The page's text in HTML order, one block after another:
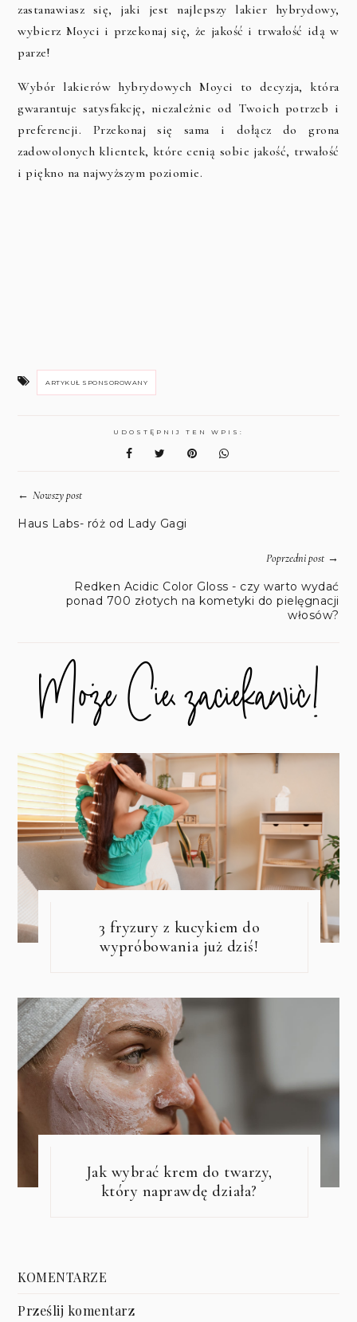
zastanawiasz się, jaki jest najlepszy lakier hybrydowy,
wybierz Moyci i przekonaj się, że jakość i trwałość idą w
parze!
Wybór lakierów hybrydowych Moyci to decyzja, która
gwarantuje satysfakcję, niezależnie od Twoich potrzeb i
preferencji. Przekonaj się sama i dołącz do grona
zadowolonych klientek, które cenią sobie jakość, trwałość
i piękno na najwyższym poziomie.
ARTYKUŁ SPONSOROWANY
UDOSTĘPNIJ TEN WPIS:
←Nowszy post
Haus Labs- róż od Lady Gagi
Poprzedni post→
Redken Acidic Color Gloss - czy warto wydać
ponad 700 złotych na kometyki do pielęgnacji
włosów?
3 fryzury z kucykiem do
wypróbowania już dziś!
Jak wybrać krem do twarzy,
który naprawdę działa?
KOMENTARZE
Prześlij komentarz